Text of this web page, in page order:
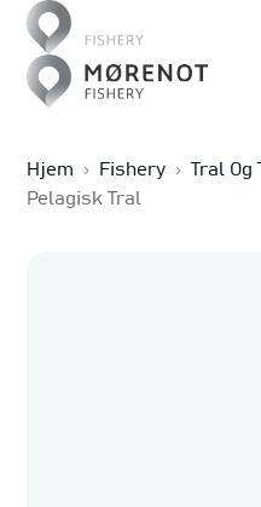
Hjem › Fishery › Tral Og
Pelagisk Tral